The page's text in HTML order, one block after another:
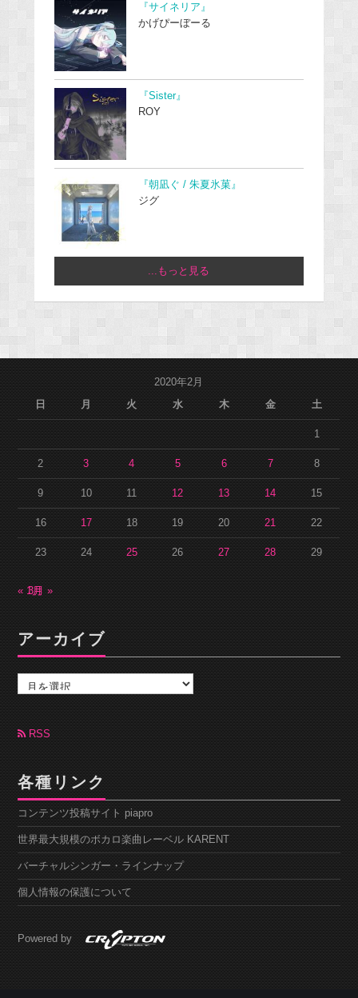
『サイネリア』
かげぴーぼーる
『Sister』
ROY
『朝凪ぐ / 朱夏氷菓』
ジグ
...もっと見る
2020年2月
日
月 火 水 木 金 土
1
2 3 4 5 6 7 8
9 10 11 12 13 14 15
16 17 18 19 20 21 22
23 24 25 26 27 28 29
« 1月3月 »
アーカイブ
カ
ブ RSS
各種リンク
コンテンツ投稿サイト piapro
世界最大規模のボカロ楽曲レーベル KARENT
バーチャルシンガー・ラインナップ
個人情報の保護について
Powered by